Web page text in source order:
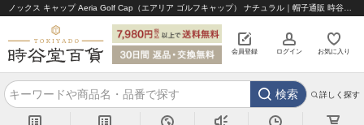
会員登録 ログイン お気に入り
検索 詳しく探す